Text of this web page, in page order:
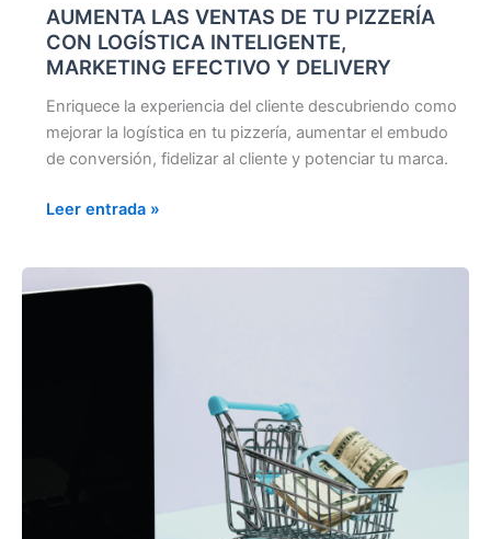
AUMENTA LAS VENTAS DE TU PIZZERÍA
CON LOGÍSTICA INTELIGENTE,
MARKETING EFECTIVO Y DELIVERY
Enriquece la experiencia del cliente descubriendo como
mejorar la logística en tu pizzería, aumentar el embudo
de conversión, fidelizar al cliente y potenciar tu marca.
Leer entrada »